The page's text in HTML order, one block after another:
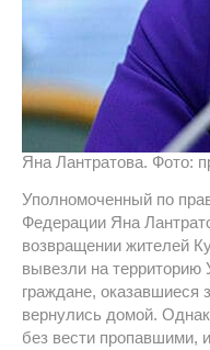
Яна Лантратова. Фото:
Уполномоченный по
Федерации Яна
возвращении жителей
вывезли на
граждане, оказавшиеся
вернулись домой.
без вести пропавшими,